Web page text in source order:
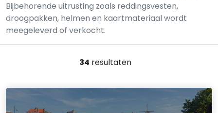
Bijbehorende uitrusting zoals reddingsvesten,
droogpakken, helmen en kaartmateriaal wordt
meegeleverd of verkocht.
34 resultaten